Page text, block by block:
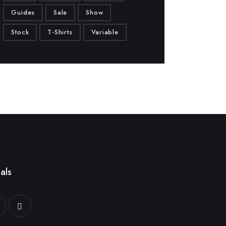
Guides Sale Show
Stock T-Shirts Variable